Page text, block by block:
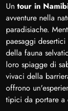
Un tour in
avventure nella
paradisiache.
paesaggi
della fauna
loro spiagge di
vivaci della
offrono
tipici da portare a